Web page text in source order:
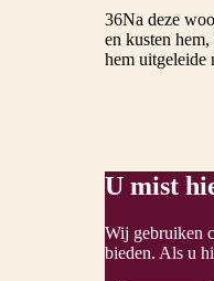
36Na deze
en kusten
hem uitgeleide
U mist
Wij gebruiken
bieden. Als u